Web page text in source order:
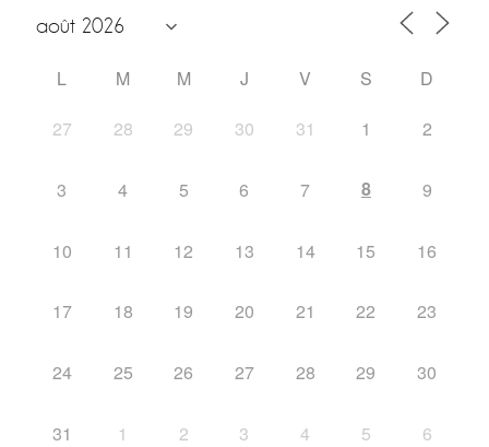
L M M J V S
D
27
28 29 30 31 1 2
3 4 5 6 7 8 9
10 11 12 13 14 15 16
17 18 19 20 21 22 23
24 25 26 27 28 29 30
31 1 2 3 4 5 6